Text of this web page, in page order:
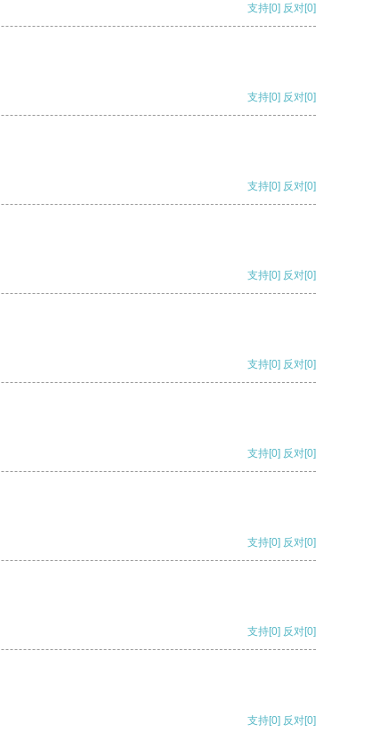
支持[0] 反对[0]
支持[0] 反对[0]
支持[0] 反对[0]
支持[0] 反对[0]
支持[0] 反对[0]
支持[0] 反对[0]
支持[0] 反对[0]
支持[0] 反对[0]
支持[0] 反对[0]